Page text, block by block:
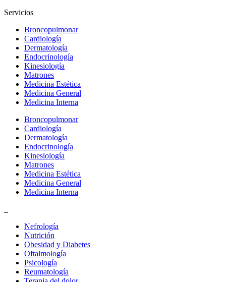
Servicios
Broncopulmonar
Cardiología
Dermatología
Endocrinología
Kinesiología
Matrones
Medicina Estética
Medicina General
Medicina Interna
Broncopulmonar
Cardiología
Dermatología
Endocrinología
Kinesiología
Matrones
Medicina Estética
Medicina General
Medicina Interna
Nefrología
Nutrición
Obesidad y Diabetes
Oftalmología
Psicología
Reumatología